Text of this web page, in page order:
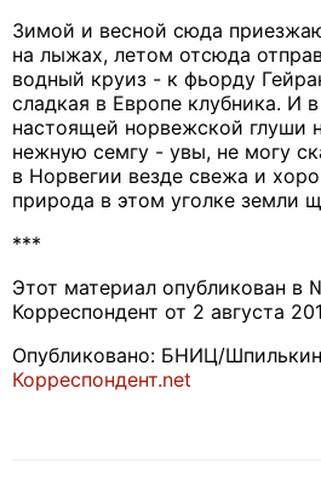
Зимой и весной сюда
на лыжах, летом отсюда
водный круиз - к фьорду
сладкая в Европе клубника. И
настоящей норвежской глуши
нежную семгу - увы, не могу
в Норвегии везде свежа и
природа в этом уголке земли
***
Этот материал опубликован в
Корреспондент от 2 августа
Опубликовано: БНИЦ/
Корреспондент.net